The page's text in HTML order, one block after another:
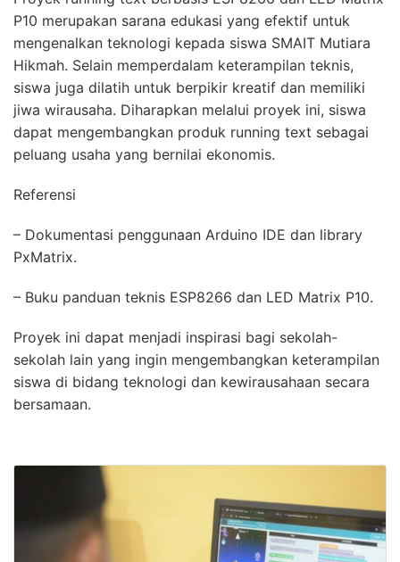
P10 merupakan sarana edukasi yang efektif untuk
mengenalkan teknologi kepada siswa SMAIT Mutiara
Hikmah. Selain memperdalam keterampilan teknis,
siswa juga dilatih untuk berpikir kreatif dan memiliki
jiwa wirausaha. Diharapkan melalui proyek ini, siswa
dapat mengembangkan produk running text sebagai
peluang usaha yang bernilai ekonomis.
Referensi
– Dokumentasi penggunaan Arduino IDE dan library
PxMatrix.
– Buku panduan teknis ESP8266 dan LED Matrix P10.
Proyek ini dapat menjadi inspirasi bagi sekolah-
sekolah lain yang ingin mengembangkan keterampilan
siswa di bidang teknologi dan kewirausahaan secara
bersamaan.